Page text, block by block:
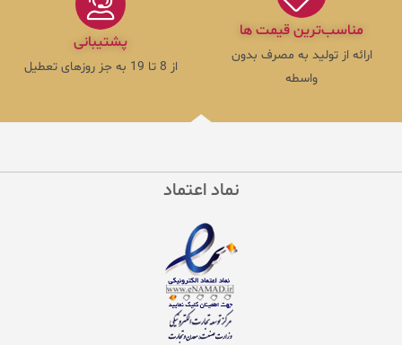
مناسب‌ترین قیمت ها
ارائه از تولید به مصرف بدون
واسطه
پشتیبانی
از 8 تا 19 به جز روزهای تعطیل
نماد اعتماد